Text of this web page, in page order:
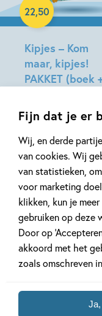
Fijn dat je er
Wij, en derde
van cookies. Wij
van statistieken,
voor marketing
klikken, kun je
gebruiken op deze
Door op
akkoord met het
zoals omschreven
Kipjes – Kom
maar, kipjes!
PAKKET (boek
Hilde
22,50
Hardcover